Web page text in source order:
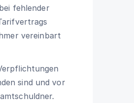
fehlender
vereinbart
sind und vor